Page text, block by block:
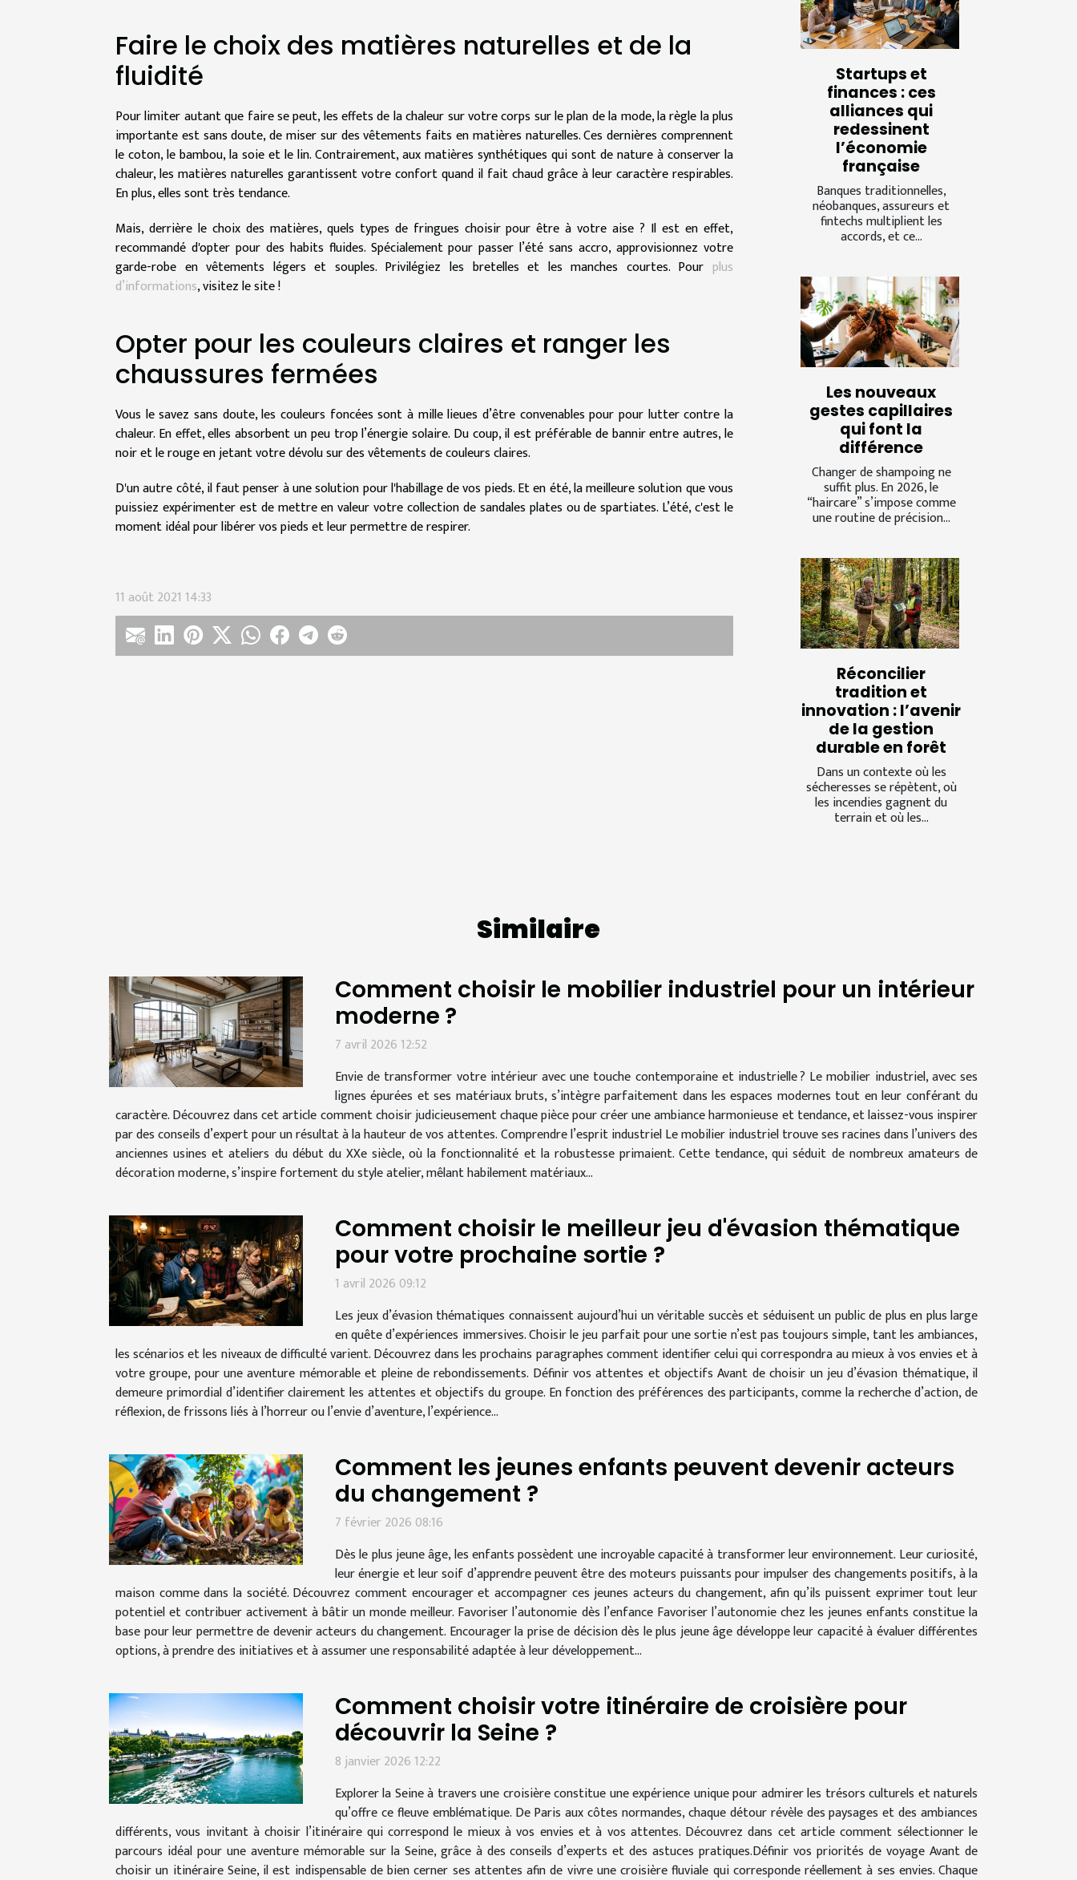
Faire le choix des matières naturelles et de la
fluidité
Pour limiter autant que faire se peut, les effets de la chaleur sur votre corps sur le plan de la mode, la règle la plus
importante est sans doute, de miser sur des vêtements faits en matières naturelles. Ces dernières comprennent
le coton, le bambou, la soie et le lin. Contrairement, aux matières synthétiques qui sont de nature à conserver la
chaleur, les matières naturelles garantissent votre confort quand il fait chaud grâce à leur caractère respirables.
En plus, elles sont très tendance.
Mais, derrière le choix des matières, quels types de fringues choisir pour être à votre aise ? Il est en effet,
recommandé d'opter pour des habits fluides. Spécialement pour passer l’été sans accro, approvisionnez votre
garde-robe en vêtements légers et souples. Privilégiez les bretelles et les manches courtes. Pour plus
d’informations, visitez le site !
Opter pour les couleurs claires et ranger les
chaussures fermées
Vous le savez sans doute, les couleurs foncées sont à mille lieues d’être convenables pour pour lutter contre la
chaleur. En effet, elles absorbent un peu trop l’énergie solaire. Du coup, il est préférable de bannir entre autres, le
noir et le rouge en jetant votre dévolu sur des vêtements de couleurs claires.
D'un autre côté, il faut penser à une solution pour l'habillage de vos pieds. Et en été, la meilleure solution que vous
puissiez expérimenter est de mettre en valeur votre collection de sandales plates ou de spartiates. L’été, c'est le
moment idéal pour libérer vos pieds et leur permettre de respirer.
11 août 2021 14:33
Startups et
finances : ces
alliances qui
redessinent
l’économie
française
Banques traditionnelles,
néobanques, assureurs et
fintechs multiplient les
accords, et ce...
Les nouveaux
gestes capillaires
qui font la
différence
Changer de shampoing ne
suffit plus. En 2026, le
“haircare” s’impose comme
une routine de précision...
Réconcilier
tradition et
innovation : l’avenir
de la gestion
durable en forêt
Dans un contexte où les
sécheresses se répètent, où
les incendies gagnent du
terrain et où les...
Similaire
Comment choisir le mobilier industriel pour un intérieur
moderne ?
7 avril 2026 12:52
Envie de transformer votre intérieur avec une touche contemporaine et industrielle ? Le mobilier industriel, avec ses
lignes épurées et ses matériaux bruts, s’intègre parfaitement dans les espaces modernes tout en leur conférant du
caractère. Découvrez dans cet article comment choisir judicieusement chaque pièce pour créer une ambiance harmonieuse et tendance, et laissez-vous inspirer
par des conseils d’expert pour un résultat à la hauteur de vos attentes. Comprendre l’esprit industriel Le mobilier industriel trouve ses racines dans l’univers des
anciennes usines et ateliers du début du XXe siècle, où la fonctionnalité et la robustesse primaient. Cette tendance, qui séduit de nombreux amateurs de
décoration moderne, s’inspire fortement du style atelier, mêlant habilement matériaux...
Comment choisir le meilleur jeu d'évasion thématique
pour votre prochaine sortie ?
1 avril 2026 09:12
Les jeux d’évasion thématiques connaissent aujourd’hui un véritable succès et séduisent un public de plus en plus large
en quête d’expériences immersives. Choisir le jeu parfait pour une sortie n’est pas toujours simple, tant les ambiances,
les scénarios et les niveaux de difficulté varient. Découvrez dans les prochains paragraphes comment identifier celui qui correspondra au mieux à vos envies et à
votre groupe, pour une aventure mémorable et pleine de rebondissements. Définir vos attentes et objectifs Avant de choisir un jeu d’évasion thématique, il
demeure primordial d’identifier clairement les attentes et objectifs du groupe. En fonction des préférences des participants, comme la recherche d’action, de
réflexion, de frissons liés à l’horreur ou l’envie d’aventure, l’expérience...
Comment les jeunes enfants peuvent devenir acteurs
du changement ?
7 février 2026 08:16
Dès le plus jeune âge, les enfants possèdent une incroyable capacité à transformer leur environnement. Leur curiosité,
leur énergie et leur soif d’apprendre peuvent être des moteurs puissants pour impulser des changements positifs, à la
maison comme dans la société. Découvrez comment encourager et accompagner ces jeunes acteurs du changement, afin qu’ils puissent exprimer tout leur
potentiel et contribuer activement à bâtir un monde meilleur. Favoriser l’autonomie dès l’enfance Favoriser l’autonomie chez les jeunes enfants constitue la
base pour leur permettre de devenir acteurs du changement. Encourager la prise de décision dès le plus jeune âge développe leur capacité à évaluer différentes
options, à prendre des initiatives et à assumer une responsabilité adaptée à leur développement...
Comment choisir votre itinéraire de croisière pour
découvrir la Seine ?
8 janvier 2026 12:22
Explorer la Seine à travers une croisière constitue une expérience unique pour admirer les trésors culturels et naturels
qu’offre ce fleuve emblématique. De Paris aux côtes normandes, chaque détour révèle des paysages et des ambiances
différents, vous invitant à choisir l’itinéraire qui correspond le mieux à vos envies et à vos attentes. Découvrez dans cet article comment sélectionner le
parcours idéal pour une aventure mémorable sur la Seine, grâce à des conseils d’experts et des astuces pratiques.Définir vos priorités de voyage Avant de
choisir un itinéraire Seine, il est indispensable de bien cerner ses attentes afin de vivre une croisière fluviale qui corresponde réellement à ses envies. Chaque